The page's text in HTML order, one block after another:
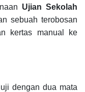
Ujian Sekolah
sebuah terobosan
kertas manual ke
dengan dua mata